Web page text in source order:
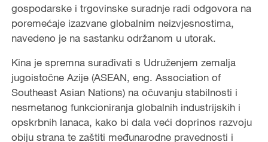
gospodarske i trgovinske suradnje radi odgovora na
poremećaje izazvane globalnim neizvjesnostima,
navedeno je na sastanku održanom u utorak.
Kina je spremna surađivati s Udruženjem zemalja
jugoistočne Azije (ASEAN, eng. Association of
Southeast Asian Nations) na očuvanju stabilnosti i
nesmetanog funkcioniranja globalnih industrijskih i
opskrbnih lanaca, kako bi dala veći doprinos razvoju
obiju strana te zaštiti međunarodne pravednosti i